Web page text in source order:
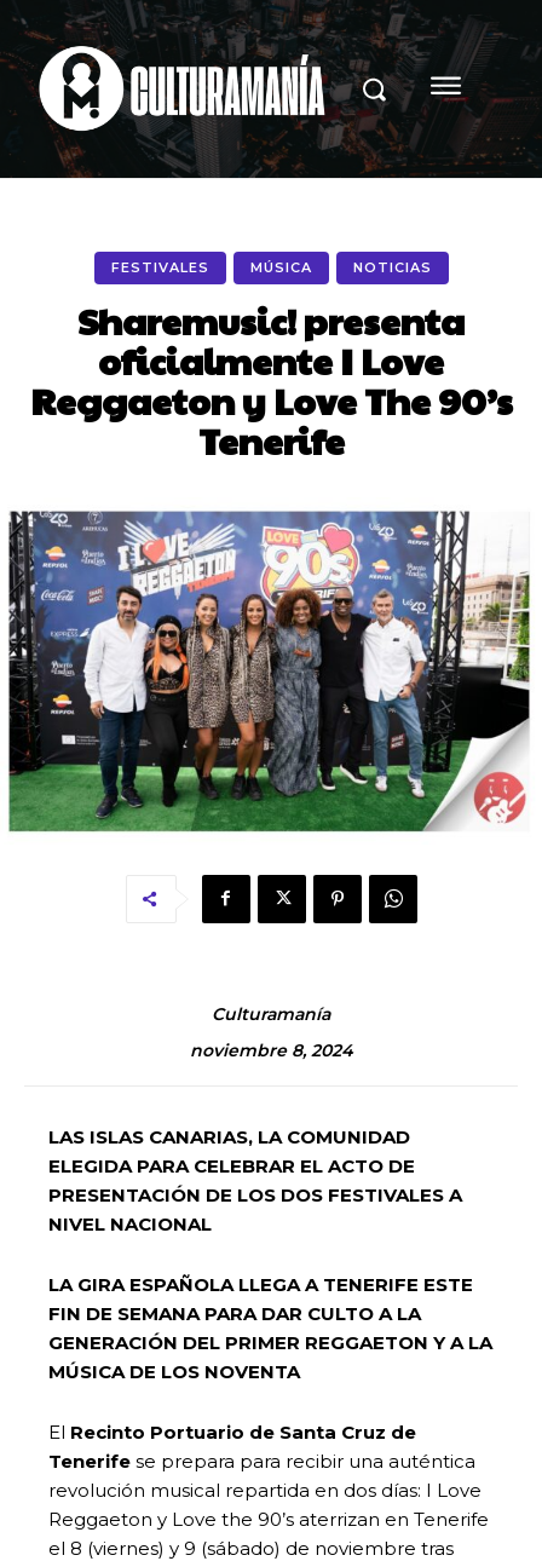
FESTIVALES MÚSICA NOTICIAS
Sharemusic! presenta
oficialmente I Love
Reggaeton y Love The 90’s
Tenerife
Culturamanía
noviembre 8, 2024
LAS ISLAS CANARIAS, LA COMUNIDAD
ELEGIDA PARA CELEBRAR EL ACTO DE
PRESENTACIÓN DE LOS DOS FESTIVALES A
NIVEL NACIONAL
LA GIRA ESPAÑOLA LLEGA A TENERIFE ESTE
FIN DE SEMANA PARA DAR CULTO A LA
GENERACIÓN DEL PRIMER REGGAETON Y A LA
MÚSICA DE LOS NOVENTA
El Recinto Portuario de Santa Cruz de
Tenerife se prepara para recibir una auténtica
revolución musical repartida en dos días: I Love
Reggaeton y Love the 90’s aterrizan en Tenerife
el 8 (viernes) y 9 (sábado) de noviembre tras